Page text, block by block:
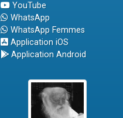
YouTube
WhatsApp
WhatsApp Femmes
Application iOS
Application Android